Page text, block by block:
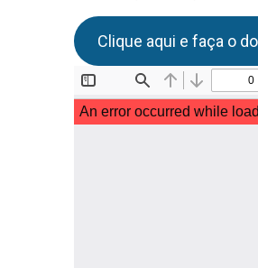
Clique aqui e faça o